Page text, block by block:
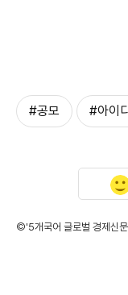
#공모 #아이
©'5개국어 글로벌 경제신문